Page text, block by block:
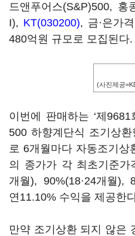
드앤푸어스(S&P)500, 홍
I), KT(030200), 금·은가
480억원 규모로 모집된다.
(사진제공
이번에 판매하는 ‘제
500 하향계단식 조기상
로 6개월마다 자동조기상
의 종가가 각 최초기준가
개월), 90%(18·24개월),
연11.10% 수익을 제공한
만약 조기상환 되지 않은